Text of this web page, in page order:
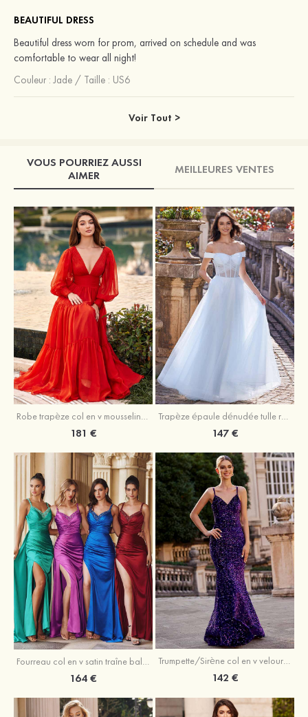
BEAUTIFUL DRESS
Beautiful dress worn for prom, arrived on schedule and was
comfortable to wear all night!
Couleur :Jade / Taille : US6
Voir Tout >
VOUS POURRIEZ AUSSI
AIMER
MEILLEURES VENTES
181 € 147 €
Fourreau col en v satin traîne balayage robe de bal
164 €
Trumpette/Sirène col en v velours paillettes traîne balayage robe de bal
142 €